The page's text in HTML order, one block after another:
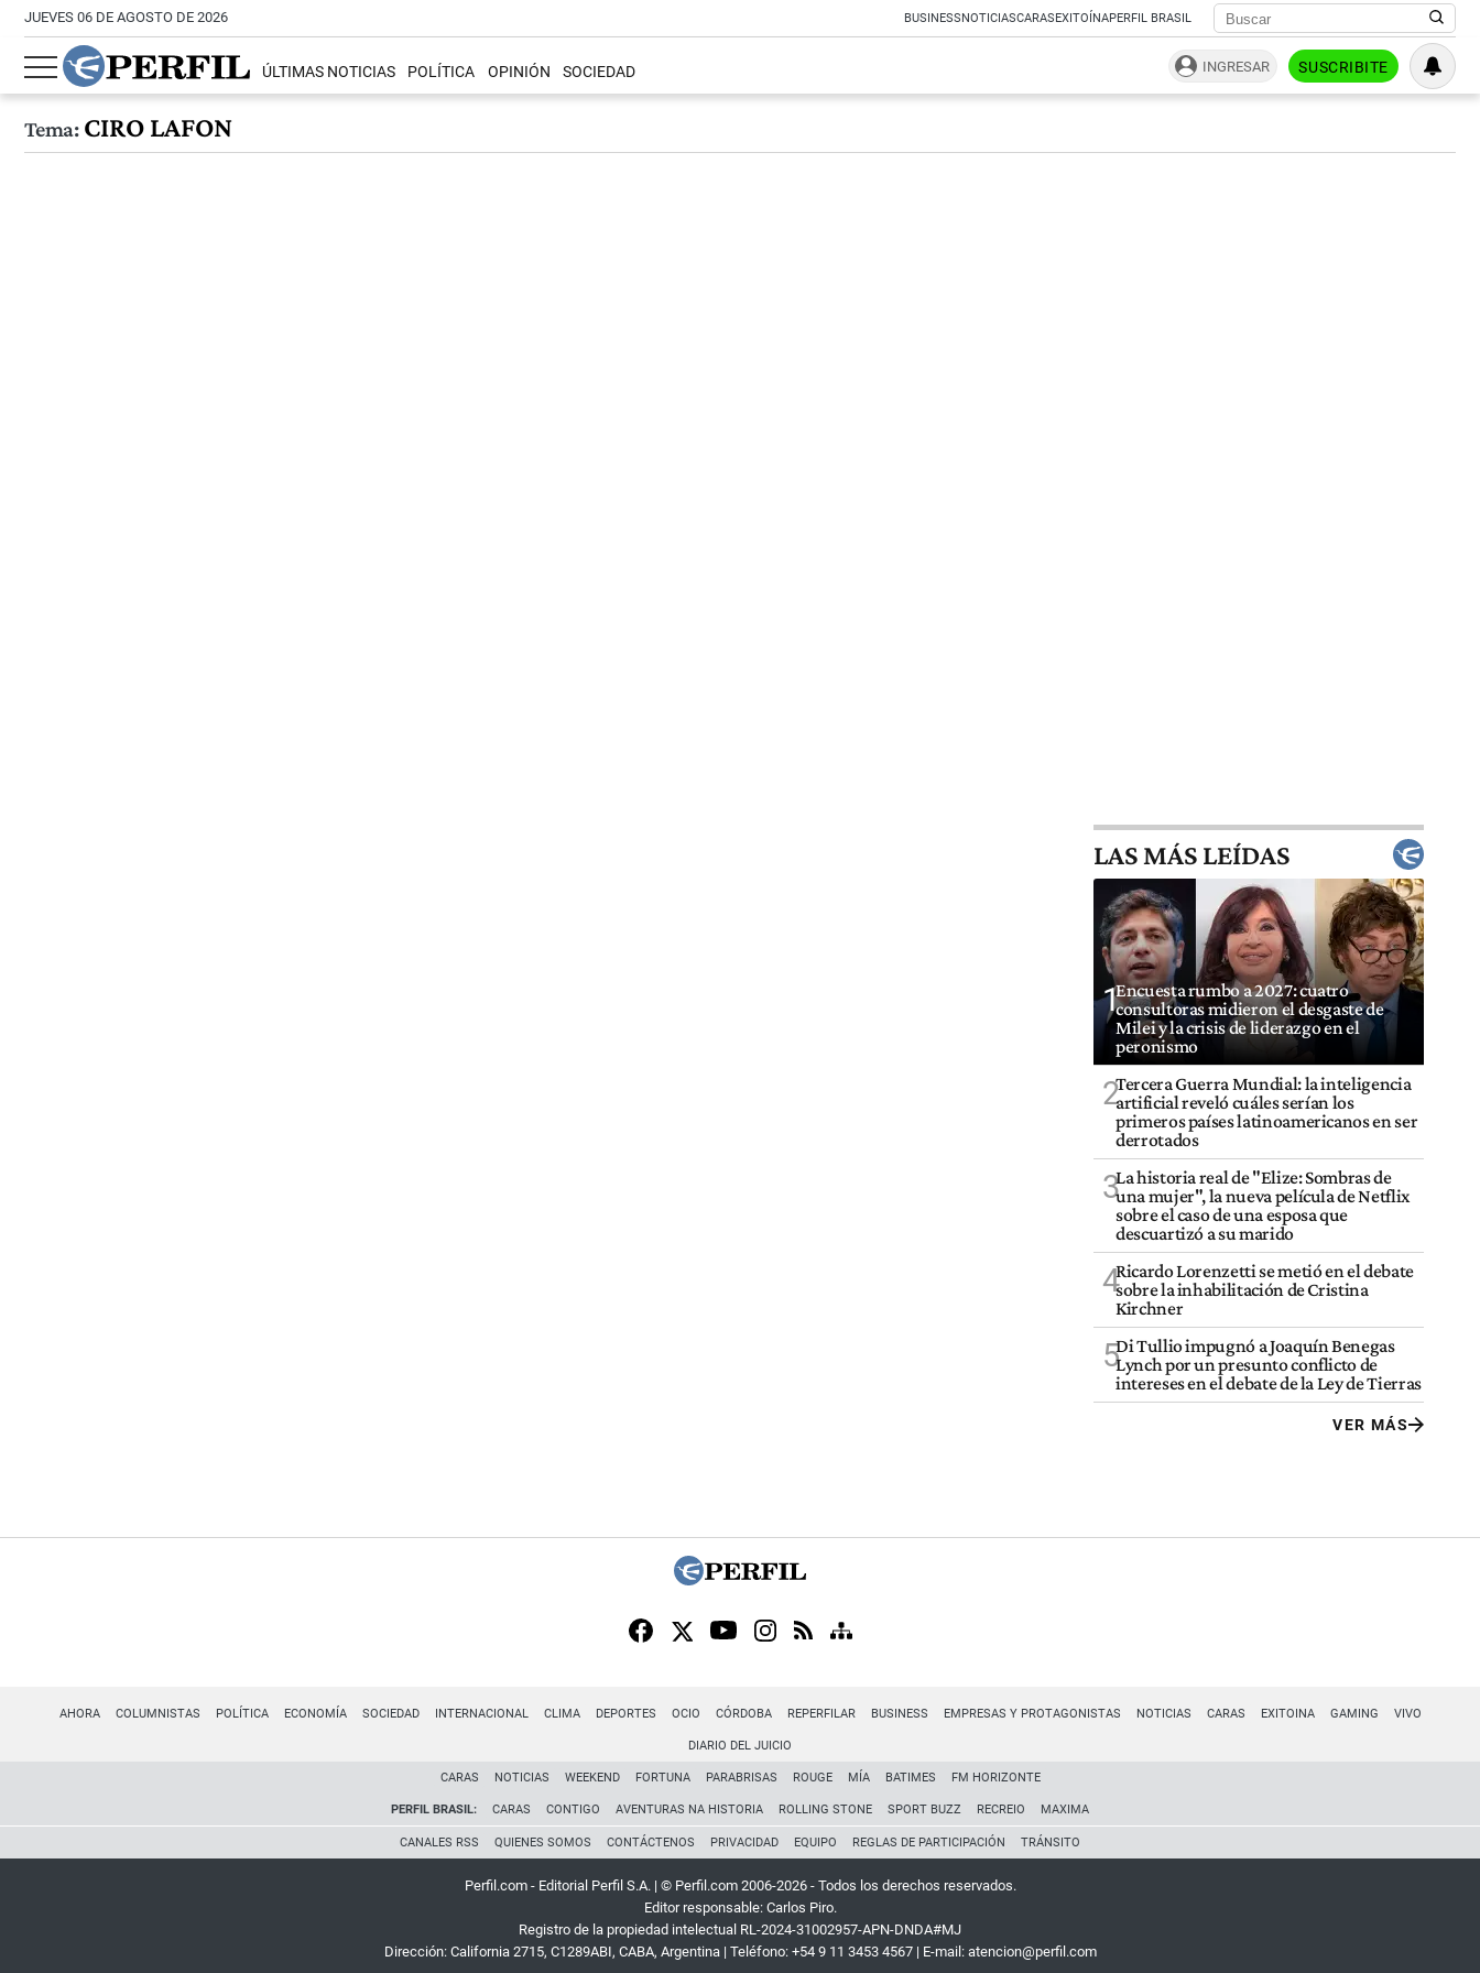
JUEVES 06 DE AGOSTO DE 2026 BUSINESSNOTICIASCARASEXITOÍNAPERFIL BRASIL
ÚLTIMAS NOTICIAS POLÍTICA OPINIÓN SOCIEDAD INGRESAR SUSCRIBITE
Tema:CIRO LAFON
LAS MÁS LEÍDAS
1Encuesta rumbo a 2027: cuatro
consultoras midieron el desgaste de
Milei y la crisis de liderazgo en el
peronismo
2Tercera Guerra Mundial: la inteligencia
artificial reveló cuáles serían los
primeros países latinoamericanos en ser
derrotados
3La historia real de "Elize: Sombras de
una mujer", la nueva película de Netflix
sobre el caso de una esposa que
descuartizó a su marido
4Ricardo Lorenzetti se metió en el debate
sobre la inhabilitación de Cristina
Kirchner
5Di Tullio impugnó a Joaquín Benegas
Lynch por un presunto conflicto de
intereses en el debate de la Ley de Tierras
VER MÁS
AHORA COLUMNISTAS POLÍTICA ECONOMÍA SOCIEDAD INTERNACIONAL CLIMA DEPORTES OCIO CÓRDOBA REPERFILAR BUSINESS EMPRESAS Y PROTAGONISTAS NOTICIAS CARAS EXITOINA GAMING VIVO
DIARIO DEL JUICIO
CARAS NOTICIAS WEEKEND FORTUNA PARABRISAS ROUGE MÍA BATIMES FM HORIZONTE
PERFIL BRASIL: CARAS CONTIGO AVENTURAS NA HISTORIA ROLLING STONE SPORT BUZZ RECREIO MAXIMA
CANALES RSS QUIENES SOMOS CONTÁCTENOS PRIVACIDAD EQUIPO REGLAS DE PARTICIPACIÓN TRÁNSITO
Perfil.com - Editorial Perfil S.A. | © Perfil.com 2006-2026 - Todos los derechos reservados.
Editor responsable: Carlos Piro.
Registro de la propiedad intelectual RL-2024-31002957-APN-DNDA#MJ
Dirección: California 2715, C1289ABI, CABA, Argentina| Teléfono: +54 9 11 3453 4567| E-mail: atencion@perfil.com